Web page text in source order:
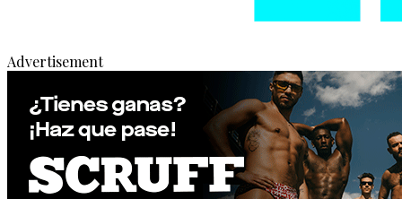
Advertisement